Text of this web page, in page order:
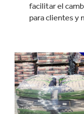
facilitar el
para clientes y